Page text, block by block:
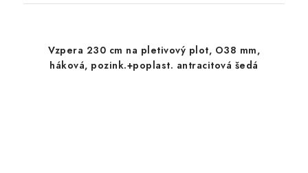
Vzpera 230 cm na pletivový plot, O38 mm,
háková, pozink.+poplast. antracitová šedá